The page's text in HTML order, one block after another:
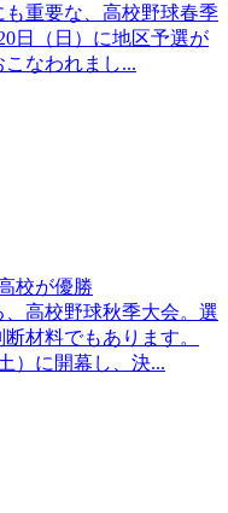
重要な、高校野球春季
日（日）に地区予選が
なわれまし...
校が優勝
高校野球秋季大会。選
材料でもあります。
）に開幕し、決...